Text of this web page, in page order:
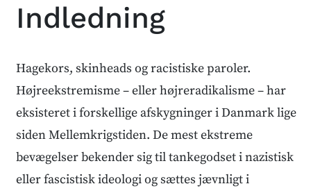
Indledning
Hagekors, skinheads og racistiske paroler.
Højreekstremisme – eller højreradikalisme – har
eksisteret i forskellige afskygninger i Danmark lige
siden Mellemkrigstiden. De mest ekstreme
bevægelser bekender sig til tankegodset i nazistisk
eller fascistisk ideologi og sættes jævnligt i